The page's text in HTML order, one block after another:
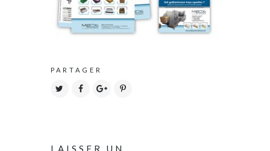
PARTAGER
LAISSER UN